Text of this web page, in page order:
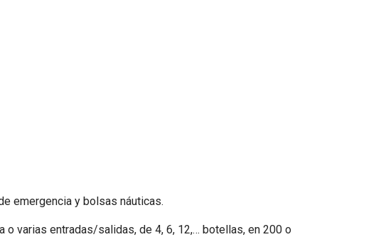
emergencia y bolsas náuticas.
o varias entradas/salidas, de 4, 6, 12,… botellas, en 200 o